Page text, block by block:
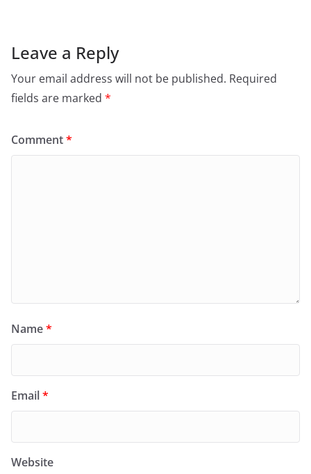
Leave a Reply
Your email address will not be published. Required
fields are marked *
Comment*
Name*
Email*
Website